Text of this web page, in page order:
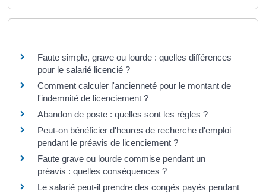
Faute simple, grave ou lourde : quelles différences
pour le salarié licencié ?
Comment calculer l'ancienneté pour le montant de
l'indemnité de licenciement ?
Abandon de poste : quelles sont les règles ?
Peut-on bénéficier d'heures de recherche d'emploi
pendant le préavis de licenciement ?
Faute grave ou lourde commise pendant un
préavis : quelles conséquences ?
Le salarié peut-il prendre des congés payés pendant